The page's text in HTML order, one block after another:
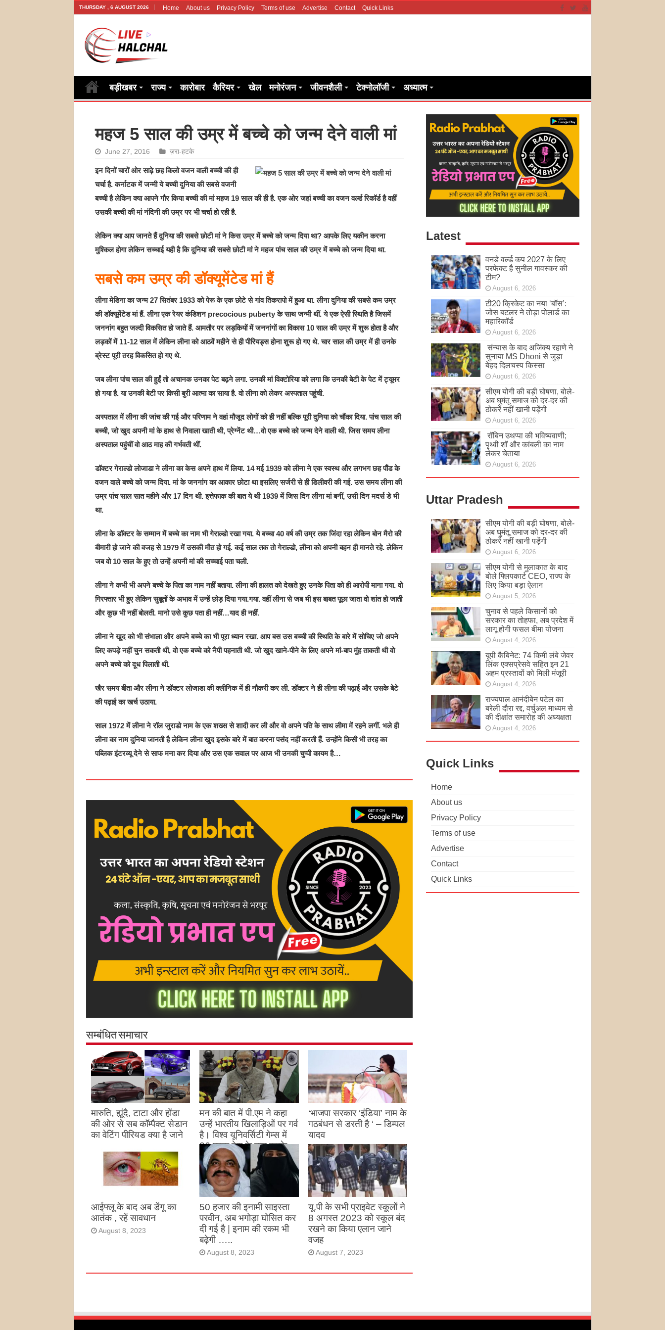
THURSDAY , 6 AUGUST 2026 Home About us Privacy Policy Terms of use Advertise Contact Quick Links
बड़ीखबर राज्य कारोबार कैरियर खेल मनोरंजन जीवनशैली टेक्नोलॉजी अध्यात्म
महज 5 साल की उम्र में बच्चे को जन्म देने वाली मां
June 27, 2016 ज़रा-हटके
इन दिनों चारों ओर साढ़े छह किलो वजन वाली बच्ची की ही
चर्चा है. कर्नाटक में जन्मी ये बच्ची दुनिया की सबसे वजनी
बच्ची है लेकिन क्या आपने गौर किया बच्ची की मां महज 19 साल की ही है. एक ओर जहां बच्ची का वजन वर्ल्ड रिकॉर्ड है वहीं
उसकी बच्ची की मां नंदिनी की उम्र पर भी चर्चा हो रही है.
लेकिन क्या आप जानते हैं दुनिया की सबसे छोटी मां ने किस उम्र में बच्चे को जन्म दिया था? आपके लिए यकीन करना
मुश्किल होगा लेकिन सच्चाई यही है कि दुनिया की सबसे छोटी मां ने महज पांच साल की उम्र में बच्चे को जन्म दिया था.
सबसे कम उम्र की डॉक्यूमेंटेड मां हैं
लीना मेडिना का जन्म 27 सितंबर 1933 को पेरू के एक छोटे से गांव तिकरापो में हुआ था. लीना दुनिया की सबसे कम उम्र
की डॉक्यूमेंटेड मां हैं. लीना एक रेयर कंडिशन precocious puberty के साथ जन्मी थीं. ये एक ऐसी स्थिति है जिसमें
जननांग बहुत जल्दी विकसित हो जाते हैं. आमतौर पर लड़कियों में जननांगों का विकास 10 साल की उम्र में शुरू होता है और
लड़कों में 11-12 साल में लेकिन लीना को आठवें महीने से ही पीरियड्स होना शुरू हो गए थे. चार साल की उम्र में ही उनके
ब्रेस्ट पूरी तरह विकसित हो गए थे.
जब लीना पांच साल की हुईं तो अचानक उनका पेट बढ़ने लगा. उनकी मां विक्टोरिया को लगा कि उनकी बेटी के पेट में ट्यूमर
हो गया है. या उनकी बेटी पर किसी बुरी आत्मा का साया है. वो लीना को लेकर अस्पताल पहुंची.
अस्पताल में लीना की जांच की गई और परिणाम ने वहां मौजूद लोगों को ही नहीं बल्क‍ि पूरी दुनिया को चौंका दिया. पांच साल की
बच्ची, जो खुद अपनी मां के हाथ से निवाला खाती थी, प्रेग्नेंट थी…वो एक बच्चे को जन्म देने वाली थी. जिस समय लीना
अस्पताल पहुंचीं वो आठ माह की गर्भवती थीं.
डॉक्टर गेराल्डो लोजाडा ने लीना का केस अपने हाथ में लिया. 14 मई 1939 को लीना ने एक स्वस्थ और लगभग छह पौंड के
वजन वाले बच्चे को जन्म दिया. मां के जननांग का आकार छोटा था इसलिए सर्जरी से ही डिलीवरी की गई. उस समय लीना की
उम्र पांच साल सात महीने और 17 दिन थी. इत्तेफाक की बात ये थी 1939 में जिस दिन लीना मां बनीं, उसी दिन मदर्स डे भी
था.
लीना के डॉक्टर के सम्मान में बच्चे का नाम भी गेराल्डो रखा गया. ये बच्चा 40 वर्ष की उम्र तक जिंदा रहा लेकिन बोन मैरो की
बीमारी हो जाने की वजह से 1979 में उसकी मौत हो गई. कई साल तक तो गेराल्डो, लीना को अपनी बहन ही मानते रहे. लेकिन
जब वो 10 साल के हुए तो उन्हें अपनी मां की सच्चाई पता चली.
लीना ने कभी भी अपने बच्चे के पिता का नाम नहीं बताया. लीना की हालत को देखते हुए उनके पिता को ही आरोपी माना गया. वो
गिरफ्तार भी हुए लेकिन सुबूतों के अभाव में उन्हें छोड़ दिया गया.गया. वहीं लीना से जब भी इस बाबत पूछा जाता वो शांत हो जाती
और कुछ भी नहीं बोलती. मानो उसे कुछ पता ही नहीं…याद ही नहीं.
लीना ने खुद को भी संभाला और अपने बच्चे का भी पूरा ध्यान रखा. आप बस उस बच्ची की स्थिति के बारे में सोचिए जो अपने
लिए कपड़े नहीं चुन सकती थी, वो एक बच्चे को नैपी पहनाती थी. जो खुद खाने-पीने के लिए अपने मां-बाप मुंह ताकती थी वो
अपने बच्चे को दूध पिलाती थी.
खैर समय बीता और लीना ने डॉक्टर लोजाडा की क्लीनिक में ही नौकरी कर ली. डॉक्टर ने ही लीना की पढ़ाई और उसके बेटे
की पढ़ाई का खर्च उठाया.
साल 1972 में लीना ने रॉल जुराडो नाम के एक शख्स से शादी कर ली और वो अपने पति के साथ लीमा में रहने लगीं. भले ही
लीना का नाम दुनिया जानती है लेकिन लीना खुद इसके बारे में बात करना पसंद नहीं करती हैं. उन्होंने किसी भी तरह का
पब्ल‍िक इंटरव्यू देने से साफ मना कर दिया और उस एक सवाल पर आज भी उनकी चुप्पी कायम है…
सम्बंधित समाचार
मारुति, ह्यूंदै, टाटा और होंडा
की ओर से सब कॉम्पैक्ट सेडान
का वेटिंग पीरियड क्या है जाने
मन की बात में पी.एम ने कहा
उन्हें भारतीय खिलाड़िओं पर गर्व
है। विश्व यूनिवर्सिटी गेम्स में
26 पदक देश के नाम करके
उन्होंने देश का नाम रोशन किया
है
August 27, 2023
‘भाजपा सरकार ‘इंडिया’ नाम के
गठबंधन से डरती है ‘ – डिम्पल
यादव
August 26, 2023
आईफ्लू के बाद अब डेंगू का
आतंक , रहें सावधान
August 8, 2023
50 हजार की इनामी साइस्ता
परवीन, अब भगोड़ा घोसित कर
दी गई है | इनाम की रकम भी
बढ़ेगी …..
August 8, 2023
यू.पी के सभी प्राइवेट स्कूलों ने
8 अगस्त 2023 को स्कूल बंद
रखने का किया एलान जाने
वजह
August 7, 2023
Latest
वनडे वर्ल्ड कप 2027 के लिए
परफेक्ट है सुनील गावस्कर की
टीम?
August 6, 2026
टी20 क्रिकेट का नया ‘बॉस’:
जोस बटलर ने तोड़ा पोलार्ड का
महारिकॉर्ड
August 6, 2026
संन्यास के बाद अजिंक्‍य रहाणे ने
सुनाया MS Dhoni से जुड़ा
बेहद दिलचस्प किस्सा
August 6, 2026
सीएम योगी की बड़ी घोषणा, बोले-
अब घुमंतू समाज को दर-दर की
ठोकरें नहीं खानी पड़ेंगी
August 6, 2026
रॉबिन उथप्पा की भविष्यवाणी;
पृथ्वी शॉ और कांबली का नाम
लेकर चेताया
August 6, 2026
Uttar Pradesh
सीएम योगी की बड़ी घोषणा, बोले-
अब घुमंतू समाज को दर-दर की
ठोकरें नहीं खानी पड़ेंगी
August 6, 2026
सीएम योगी से मुलाकात के बाद
बोले फ्लिपकार्ट CEO, राज्य के
लिए किया बड़ा ऐलान
August 5, 2026
चुनाव से पहले किसानों को
सरकार का तोहफा, अब प्रदेश में
लागू होगी फसल बीमा योजना
August 4, 2026
यूपी कैबिनेट: 74 किमी लंबे जेवर
लिंक एक्सप्रेसवे सहित इन 21
अहम प्रस्तावों को मिली मंजूरी
August 4, 2026
राज्यपाल आनंदीबेन पटेल का
बरेली दौरा रद्द, वर्चुअल माध्यम से
की दीक्षांत समारोह की अध्यक्षता
August 4, 2026
Quick Links
Home
About us
Privacy Policy
Terms of use
Advertise
Contact
Quick Links